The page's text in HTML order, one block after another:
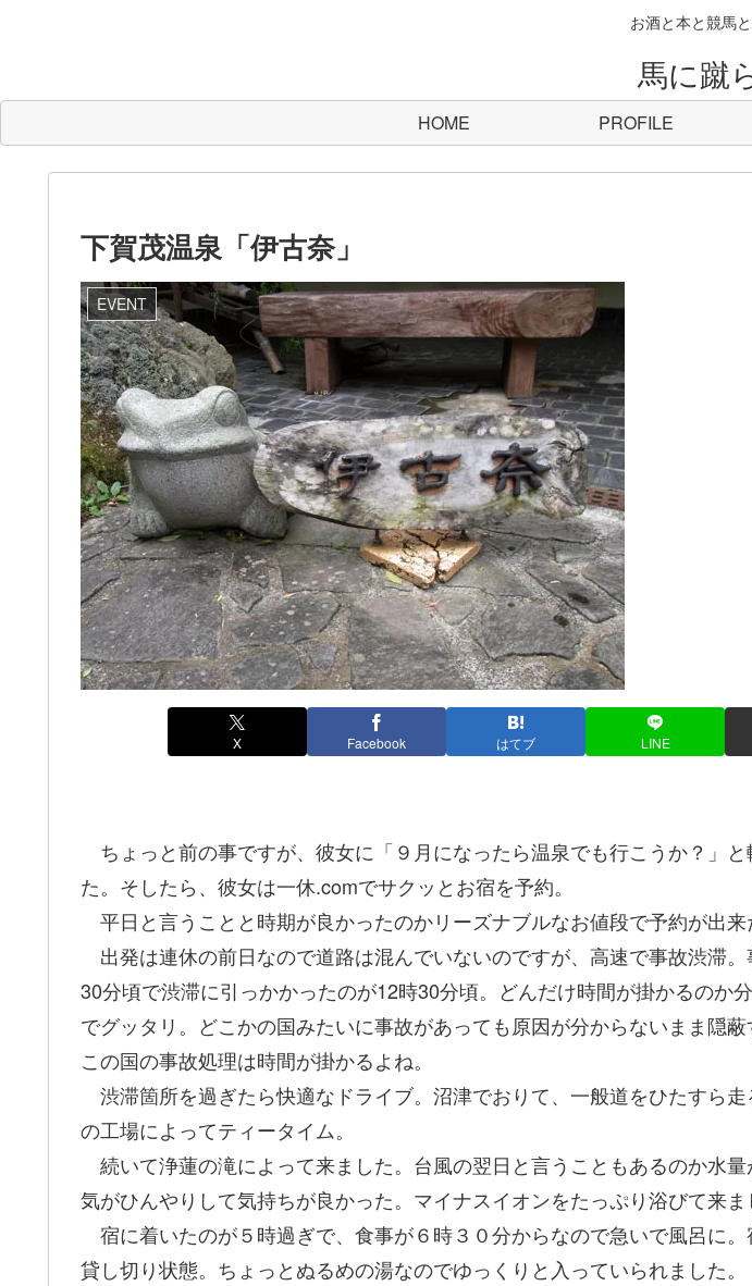
お酒と本と競馬
馬に蹴
HOME PROFILE
下賀茂温泉「伊古奈」
EVENT
X Facebook はてブ LINE
ちょっと前の事ですが、彼女に「９月になったら温泉でも行こうか？」
た。そしたら、彼女は一休.comでサクッとお宿を予約。
平日と言うことと時期が良かったのかリーズナブルなお値段で予約が出来
出発は連休の前日なので道路は混んでいないのですが、高速で事故渋滞
30分頃で渋滞に引っかかったのが12時30分頃。どんだけ時間が掛かるのか
でグッタリ。どこかの国みたいに事故があっても原因が分からないまま隠
この国の事故処理は時間が掛かるよね。
渋滞箇所を過ぎたら快適なドライブ。沼津でおりて、一般道をひたすら
の工場によってティータイム。
続いて浄蓮の滝によって来ました。台風の翌日と言うこともあるのか水
気がひんやりして気持ちが良かった。マイナスイオンをたっぷり浴びて来ま
宿に着いたのが５時過ぎで、食事が６時３０分からなので急いで風呂に
貸し切り状態。ちょっとぬるめの湯なのでゆっくりと入っていられました。